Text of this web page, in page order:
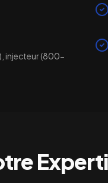
injecteur (800-